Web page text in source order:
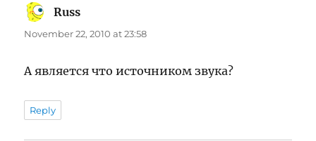
Russ
November 22, 2010 at 23:58
А является что источником звука?
Reply